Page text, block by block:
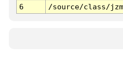
6
/source/class/